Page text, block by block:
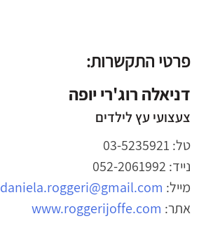
פרטי התקשרות:
דניאלה רוג'רי יופה
צעצועי עץ לילדים
טל: 03-5235921
נייד: 052-2061992
מייל: daniela.roggeri@gmail.com
אתר: www.roggerijoffe.com